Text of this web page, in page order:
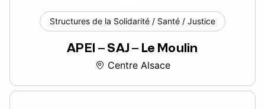
Structures de la Solidarité / Santé / Justice
APEI – SAJ – Le Moulin
Centre Alsace